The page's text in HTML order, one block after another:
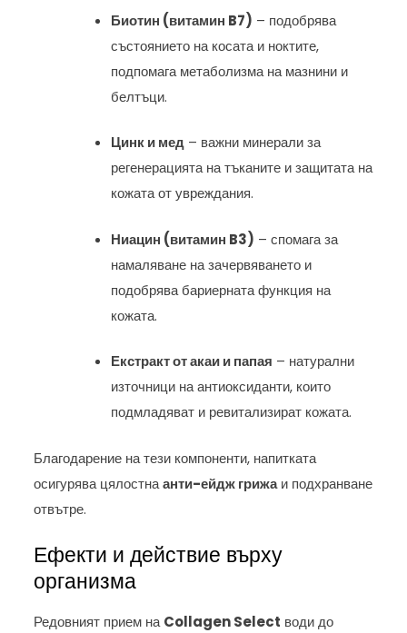
Биотин (витамин B7) – подобрява
състоянието на косата и ноктите,
подпомага метаболизма на мазнини и
белтъци.
Цинк и мед – важни минерали за
регенерацията на тъканите и защитата на
кожата от увреждания.
Ниацин (витамин B3) – спомага за
намаляване на зачервяването и
подобрява бариерната функция на
кожата.
Екстракт от акаи и папая – натурални
източници на антиоксиданти, които
подмладяват и ревитализират кожата.
Благодарение на тези компоненти, напитката
осигурява цялостнаанти-ейдж грижаи подхранване
отвътре.
Ефекти и действие върху
организма
Редовният прием наCollagen Select води до